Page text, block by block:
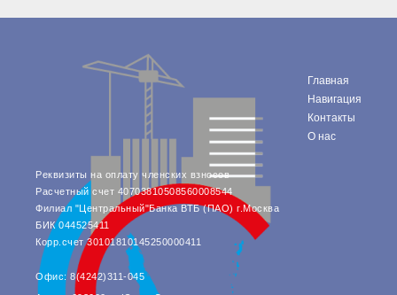
Реквизиты на оплату членских взносов
Расчетный счет 40703810508560008544
Филиал "Центральный"Банка ВТБ (ПАО) г.Москва
БИК 044525411
Корр.счет 30101810145250000411
Офис: 8(4242)311-045
Главная
Навигация
Контакты
О нас